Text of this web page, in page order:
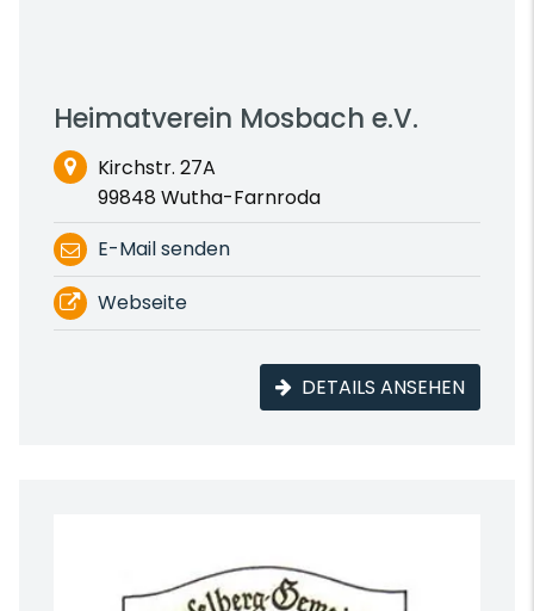
Heimatverein Mosbach e.V.
Kirchstr. 27A
99848 Wutha-Farnroda
E-Mail senden
Webseite
DETAILS ANSEHEN